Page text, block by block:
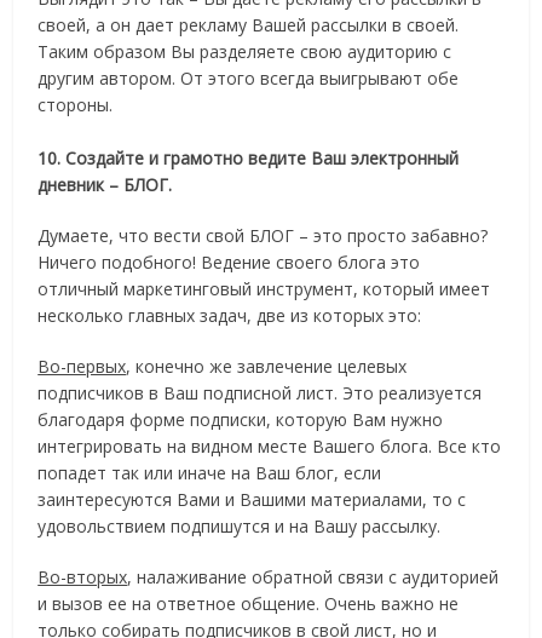
своей, а он дает рекламу Вашей рассылки в своей.
Таким образом Вы разделяете свою аудиторию с
другим автором. От этого всегда выигрывают обе
стороны.
10. Создайте и грамотно ведите Ваш электронный
дневник – БЛОГ.
Думаете, что вести свой БЛОГ – это просто забавно?
Ничего подобного! Ведение своего блога это
отличный маркетинговый инструмент, который имеет
несколько главных задач, две из которых это:
Во-первых, конечно же завлечение целевых
подписчиков в Ваш подписной лист. Это реализуется
благодаря форме подписки, которую Вам нужно
интегрировать на видном месте Вашего блога. Все кто
попадет так или иначе на Ваш блог, если
заинтересуются Вами и Вашими материалами, то с
удовольствием подпишутся и на Вашу рассылку.
Во-вторых, налаживание обратной связи с аудиторией
и вызов ее на ответное общение. Очень важно не
только собирать подписчиков в свой лист, но и